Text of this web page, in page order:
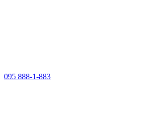
095 888-1-883